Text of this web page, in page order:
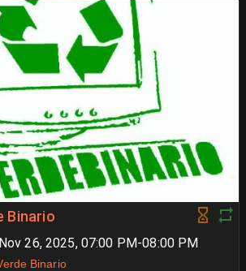
Binario
26, 2025, 07:00 PM-08:00 PM
Binario